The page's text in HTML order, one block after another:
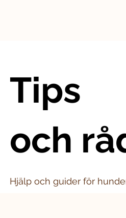
Tips
och
Hjälp och guider för